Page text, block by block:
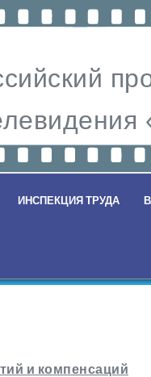
ИНСПЕКЦИЯ ТРУДА
и компенсаций